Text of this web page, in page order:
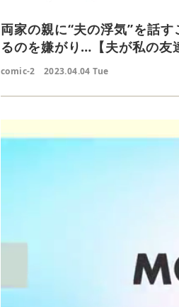
両家の親に“夫の浮気”を話
るのを嫌がり…【夫が私の友
comic-2 2023.04.04 Tue